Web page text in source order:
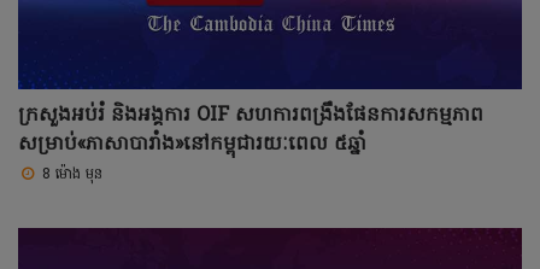
ក្រសួងអប់រំ និងអង្គការ OIF សហការពង្រឹងផែនការសកម្មភាព
សម្រាប់«ភាសាបារាំង»នៅកម្ពុជារយៈពេល ៥ឆ្នាំ
8 ម៉ោង មុន